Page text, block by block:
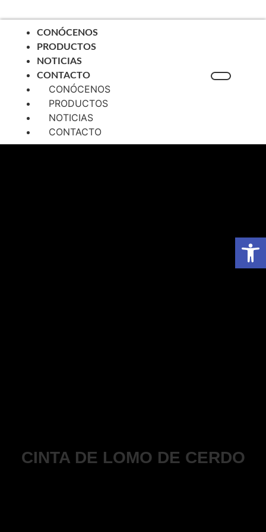
CONÓCENOS
PRODUCTOS
NOTICIAS
CONTACTO
CONÓCENOS
PRODUCTOS
NOTICIAS
CONTACTO
CINTA DE LOMO DE CERDO
Abrir